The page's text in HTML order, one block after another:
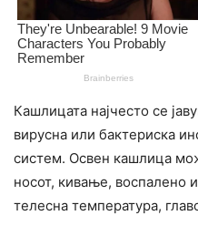
Кашлицата најчесто се
вирусна или бактериска
систем. Освен кашлица
носот, кивање, воспалено
телесна температура,